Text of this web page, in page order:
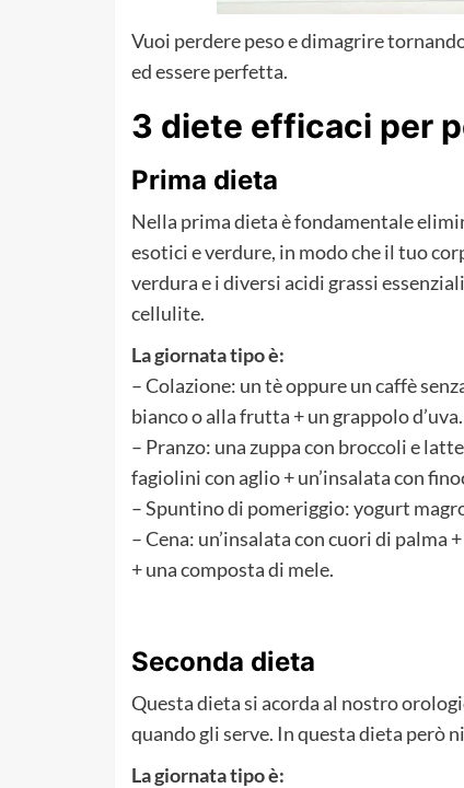
Vuoi perdere peso e dimagrire
ed essere perfetta.
3 diete efficaci per
Prima dieta
Nella prima dieta è fondamentale
esotici e verdure, in modo che il tuo
verdura e i diversi acidi grassi
cellulite.
La giornata tipo è:
– Colazione: un tè oppure un caffè
bianco o alla frutta + un grappolo d’uva.
– Pranzo: una zuppa con broccoli e
fagiolini con aglio + un’insalata con
– Spuntino di pomeriggio: yogurt
– Cena: un’insalata con cuori di
+ una composta di mele.
Seconda dieta
Questa dieta si acorda al nostro
quando gli serve. In questa dieta però
La giornata tipo è: